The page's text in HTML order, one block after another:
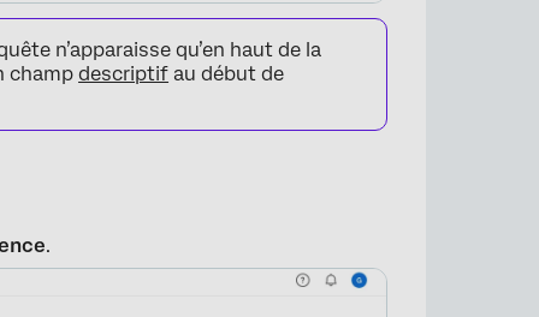
n’apparaisse qu’en haut de la
champdescriptif au début de
.